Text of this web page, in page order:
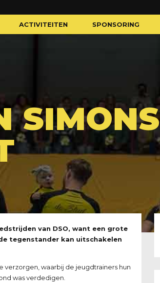
ACTIVITEITEN SPONSORING
SIMONS
van DSO, want een grote
tegenstander kan uitschakelen
verzorgen, waarbij de jeugdtrainers hun
was verdedigen.